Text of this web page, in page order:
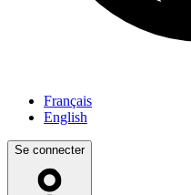
Français
English
Se connecter